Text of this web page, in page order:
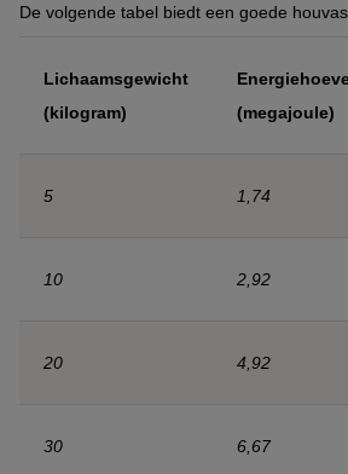
De volgende tabel biedt een goede
Lichaamsgewicht
(kilogram)
(megajoule)
5 1,74
10 2,92
20 4,92
30 6,67